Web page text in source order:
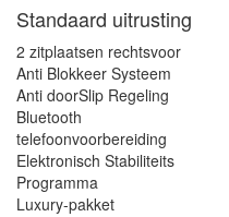
Standaard uitrusting
2 zitplaatsen rechtsvoor
Anti Blokkeer Systeem
Anti doorSlip Regeling
Bluetooth
telefoonvoorbereiding
Elektronisch Stabiliteits
Programma
Luxury-pakket